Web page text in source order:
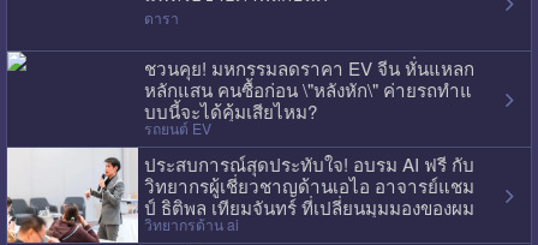
ดารา
ชวนคุย! มหกรรมลดราคา EV จีน หั่นแหลก
หลักแสน คนซื้อก่อน \"หลังหัก\" ค่ายรถทำแ
บบนี้จะได้คุ้มเสียไหม?
รถยนต์ EV
ประสบการณ์สุดประทับใจ! อบรม AI ฟรี กับ
วิทยากรผู้เชี่ยวชาญด้านเอไอ อาจารย์แชม
ป์ ธิติพล เทียมจันทร์ ที่เปลี่ยนมุมมองของผม
ไปเลย
วิทยากรด้าน ai